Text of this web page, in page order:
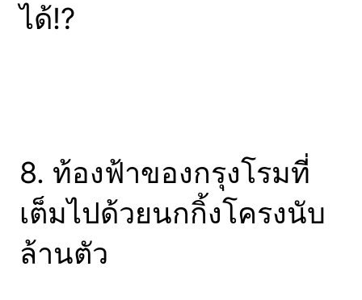
ได้!?
8. ท้องฟ้าของกรุงโรมที่
เต็มไปด้วยนกกิ้งโครงนับ
ล้านตัว